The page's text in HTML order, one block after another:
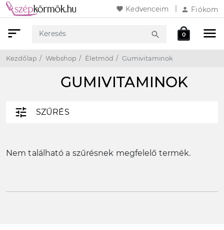
favorite Kedvenceim person Fiókom
menu
sort
Webshop
search
Keresés
local_mall
Kosár
0
Kezdőlap Webshop Életmód Gumivitaminok
GUMIVITAMINOK
tune SZŰRÉS
Nem található a szűrésnek megfelelő termék.